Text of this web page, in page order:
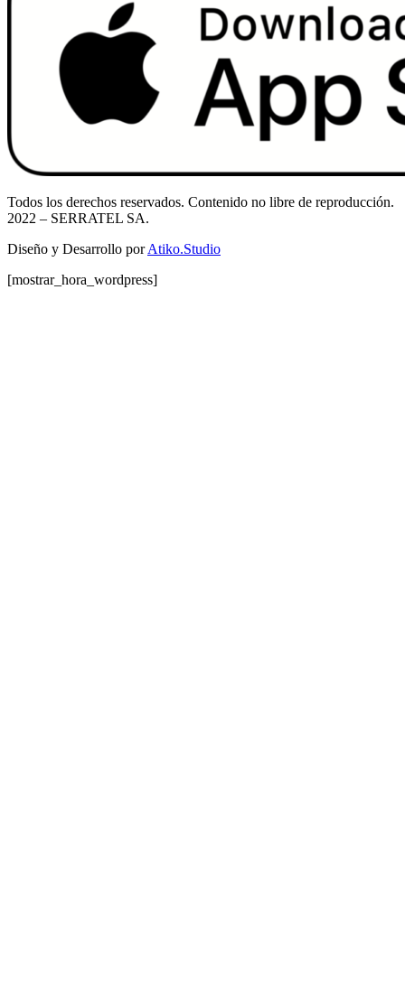
Todos los derechos reservados. Contenido no libre de reproducción.
2022 – SERRATEL SA.
Diseño y Desarrollo porAtiko.Studio
[mostrar_hora_wordpress]